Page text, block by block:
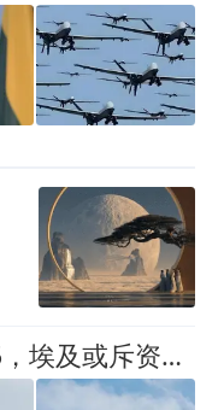
外媒：美国拒绝出口F-35，埃及或斥资40亿美元采购歼-10CE战斗机